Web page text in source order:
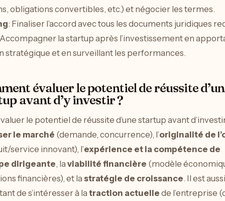
obligations convertibles, etc.) et négocier les termes.
: Finaliser l’accord avec tous les documents juridiques
la startup après l’investissement en
stratégique et en surveillant les performances.
évaluer le potentiel de réussite
avant d’y investir ?
le potentiel de réussite d’une startup avant
le marché (demande, concurrence), l’originalité de
service innovant), l’expérience et la compétence de
dirigeante, la viabilité financière (modèle
financières), et la stratégie de croissance. Il est aussi
de s’intéresser à la traction actuelle de l’entreprise